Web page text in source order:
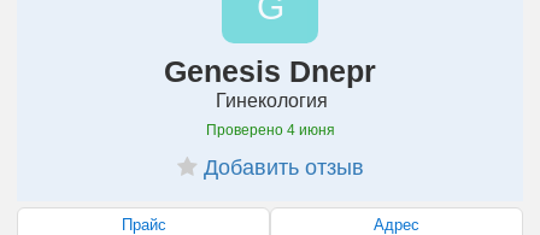
Genesis Dnepr
Гинекология
Проверено 4 июня
Добавить отзыв
Прайс Адрес